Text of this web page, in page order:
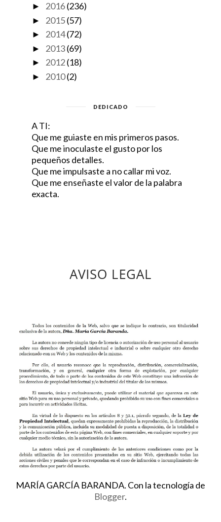
► 2016(236)
► 2015(57)
► 2014(72)
► 2013(69)
► 2012(18)
► 2010(2)
DEDICADO
A TI:
Que me guiaste en mis primeros pasos.
Que me inoculaste el gusto por los
pequeños detalles.
Que me impulsaste a no callar mi voz.
Que me enseñaste el valor de la palabra
exacta.
AVISO LEGAL
MARÍA GARCÍA BARANDA. Con la tecnología de
Blogger.